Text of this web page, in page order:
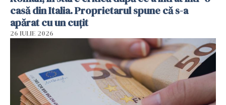
casă din Italia. Proprietarul spune că s-a
apărat cu un cuțit
26 IULIE 2026